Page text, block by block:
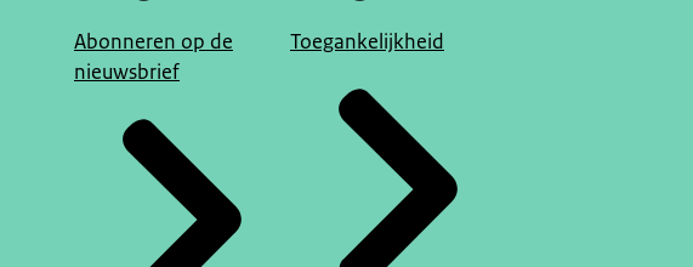
Abonneren op de
nieuwsbrief
Toegankelijkheid